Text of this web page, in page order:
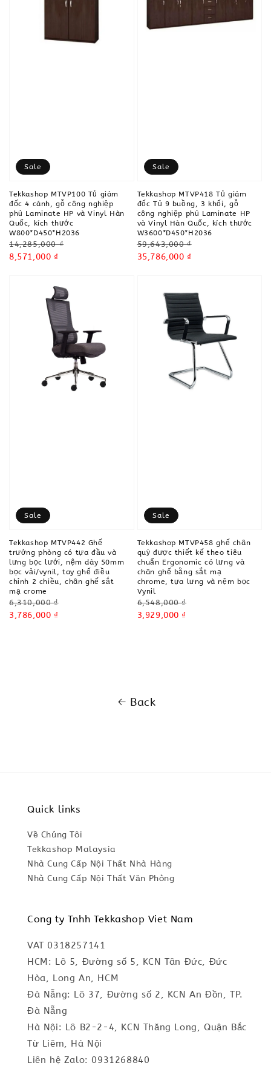
Sale
Tekkashop MTVP100 Tủ giám
đốc 4 cánh, gỗ công nghiệp
phủ Laminate HP và Vinyl Hàn
Quốc, kích thước
W800*D450*H2036
Regular
price
14,285,000 ₫
Sale
8,571,000 ₫
Sale
Tekkashop MTVP418 Tủ giám
đốc Tủ 9 buồng, 3 khối, gỗ
công nghiệp phủ Laminate HP
và Vinyl Hàn Quốc, kích thước
W3600*D450*H2036
Regular
price
59,643,000 ₫
Sale
35,786,000 ₫
Sale
Tekkashop MTVP442 Ghế
trưởng phòng có tựa đầu và
lưng bọc lưới, nệm dày 50mm
bọc vải/vynil, tay ghế điều
chỉnh 2 chiều, chân ghế sắt
mạ crome
Regular
price
6,310,000 ₫
Sale
3,786,000 ₫
Sale
Tekkashop MTVP458 ghế chân
quỳ được thiết kế theo tiêu
chuẩn Ergonomic có lưng và
chân ghế bằng sắt mạ
chrome, tựa lưng và nệm bọc
Vynil
Regular
price
6,548,000 ₫
Sale
3,929,000 ₫
Back
Quick links
Về Chúng Tôi
Tekkashop Malaysia
Nhà Cung Cấp Nội Thất Nhà Hàng
Nhà Cung Cấp Nội Thất Văn Phòng
Cong ty Tnhh Tekkashop Viet Nam
VAT 0318257141
HCM: Lô 5, Đường số 5, KCN Tân Đức, Đức
Hòa, Long An, HCM
Đà Nẵng: Lô 37, Đường số 2, KCN An Đồn, TP.
Đà Nẵng
Hà Nội: Lô B2-2-4, KCN Thăng Long, Quận Bắc
Từ Liêm, Hà Nội
Liên hệ Zalo: 0931268840